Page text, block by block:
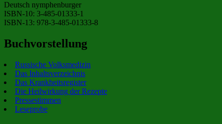
Deutsch nymphenburger
ISBN-10: 3-485-01333-1
ISBN-13: 978-3-485-01333-8
Buchvorstellung
Russische Volksmedizin
Das Inhaltsverzeichnis
Das Krankheitsregister
Die Heilwirkung der Rezepte
Pressestimmen
Leseprobe